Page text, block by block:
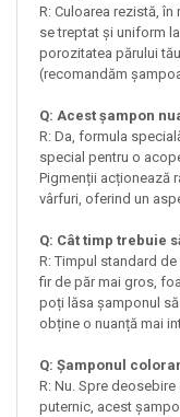
R: Culoarea rezistă,
se treptat și uniform
porozitatea părului
(recomandăm
Q: Acest șampon
R: Da, formula
special pentru o
Pigmenții acționează
vârfuri, oferind un
Q: Cât timp trebuie
R: Timpul standard
fir de păr mai gros,
poți lăsa șamponul
obține o nuanță mai
Q: Șamponul
R: Nu. Spre
puternic, acest